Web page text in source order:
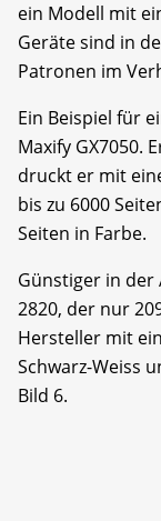
ein Modell mit
Geräte sind in
Patronen im
Ein Beispiel für
Maxify GX7050.
druckt er mit
bis zu 6000
Seiten in Farbe.
Günstiger in der
2820, der nur
Hersteller mit
Schwarz-Weiss
Bild 6.